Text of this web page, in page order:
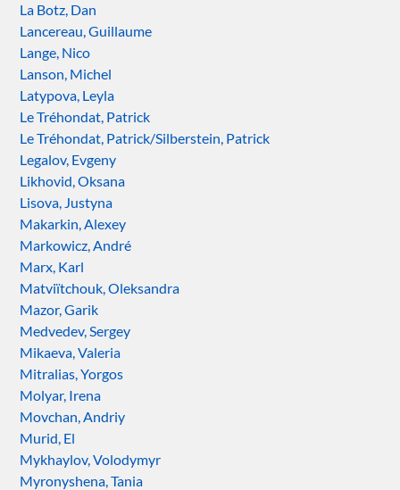
La Botz, Dan
Lancereau, Guillaume
Lange, Nico
Lanson, Michel
Latypova, Leyla
Le Tréhondat, Patrick
Le Tréhondat, Patrick/Silberstein, Patrick
Legalov, Evgeny
Likhovid, Oksana
Lisova, Justyna
Makarkin, Alexey
Markowicz, André
Marx, Karl
Matviïtchouk, Oleksandra
Mazor, Garik
Medvedev, Sergey
Mikaeva, Valeria
Mitralias, Yorgos
Molyar, Irena
Movchan, Andriy
Murid, El
Mykhaylov, Volodymyr
Myronyshena, Tania